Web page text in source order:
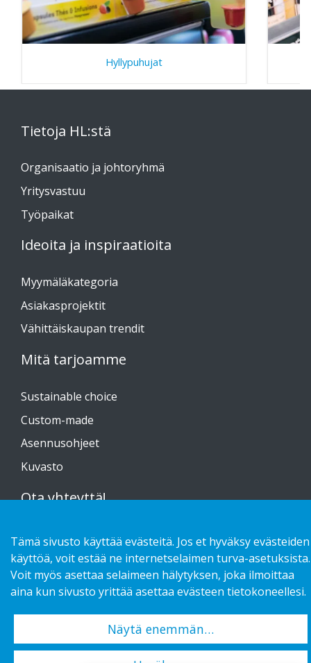
Hyllypuhujat
Tietoja HL:stä
Organisaatio ja johtoryhmä
Yritysvastuu
Työpaikat
Ideoita ja inspiraatioita
Myymäläkategoria
Asiakasprojektit
Vähittäiskaupan trendit
Mitä tarjoamme
Sustainable choice
Custom-made
Asennusohjeet
Kuvasto
Ota yhteyttä!
Tietosuojaseloste
Copyright 2026 HL Display AB. All rights reserved.
Tämä sivusto käyttää evästeitä. Jos et hyväksy evästeiden
käyttöä, voit estää ne internetselaimen turva-asetuksista.
Voit myös asettaa selaimeen hälytyksen, joka ilmoittaa
aina kun sivusto yrittää asettaa evästeen tietokoneellesi.
Näytä enemmän…